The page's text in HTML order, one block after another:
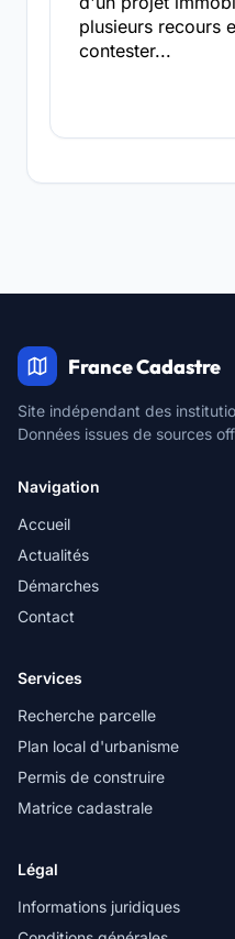
plusieurs recours
contester...
France Cadastre
Site indépendant des
Données issues de sources
Navigation
Accueil
Actualités
Démarches
Contact
Services
Recherche parcelle
Plan local d'urbanisme
Permis de construire
Matrice cadastrale
Légal
Informations juridiques